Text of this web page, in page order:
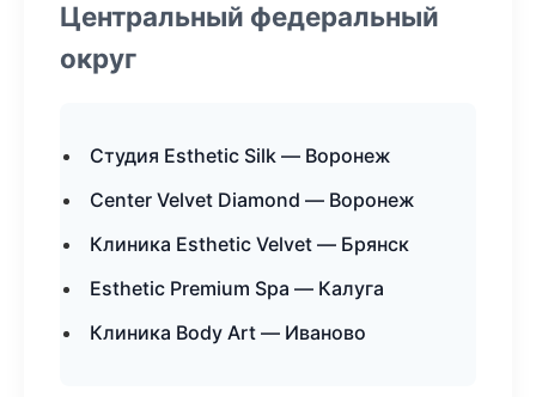
Центральный федеральный
округ
Студия Esthetic Silk — Воронеж
Center Velvet Diamond — Воронеж
Клиника Esthetic Velvet — Брянск
Esthetic Premium Spa — Калуга
Клиника Body Art — Иваново